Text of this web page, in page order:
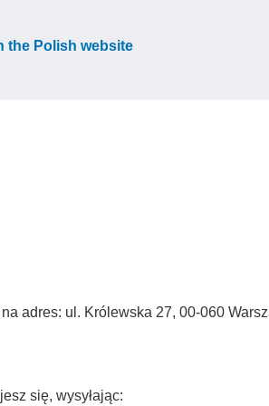
the Polish website
adres: ul. Królewska 27, 00-060
się, wysyłając: